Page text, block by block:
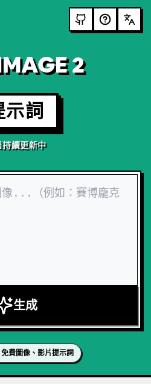
2
示詞
持續更新中
生成
費圖像、影片提示詞